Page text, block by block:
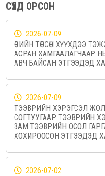
СҮҮЛД ОРСОН
2026-07-09
ӨӨРИЙН ТӨРСӨН ХҮҮХДЭЭ
АСРАН ХАМГААЛАГЧААР
АВЧ БАЙСАН ЭТГЭЭДЭД
2026-07-09
ТЭЭВРИЙН ХЭРЭГСЭЛ
СОГТУУГААР ТЭЭВРИЙН
ЗАМ ТЭЭВРИЙН ОСОЛ
ХОХИРООСОН ЭТГЭЭДЭД
2026-07-02